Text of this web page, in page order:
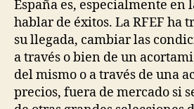
España es, especialmente en
hablar de éxitos. La RFEF ha
su llegada, cambiar las
a través o bien de un
del mismo o a través de una
precios, fuera de mercado si